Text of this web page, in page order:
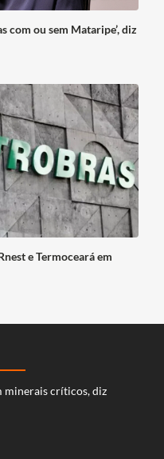
com ou sem Mataripe’, diz
e Termoceará em
minerais críticos, diz